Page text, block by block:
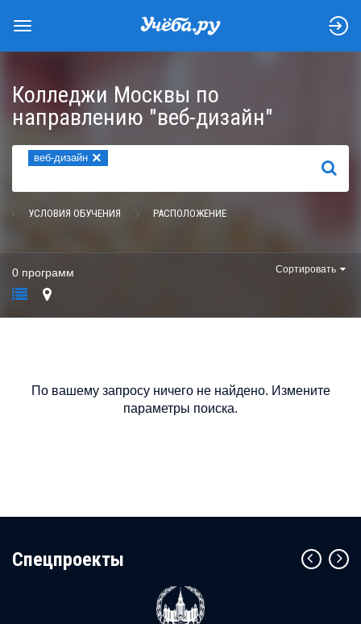
Колледжи Москвы по
направлению "веб-дизайн"
веб-дизайн ×
НАЙТИ
УСЛОВИЯ ОБУЧЕНИЯ РАСПОЛОЖЕНИЕ
0 программ Сортировать
По вашему запросу ничего не найдено. Измените
параметры поиска.
Cпецпроекты